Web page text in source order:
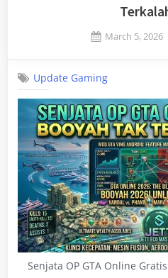
Posted
March 5, 2026
Update Gaming
Senjata OP GTA Online